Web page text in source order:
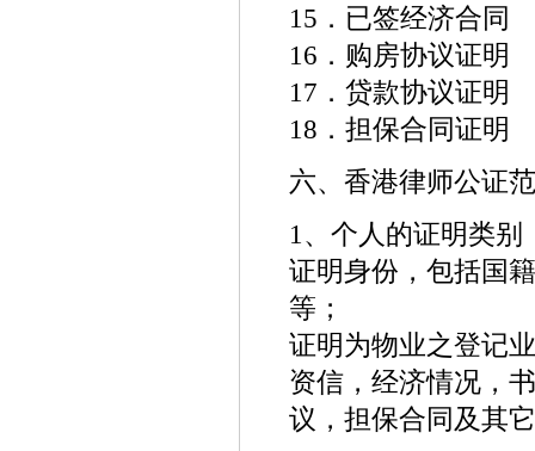
15．已签经济合同
16．购房协议证明
17．贷款协议证明
18．担保合同证明
六、香港律师公证
1、个人的证明类别
证明身份，包括国
等；
证明为物业之登记
资信，经济情况，
议，担保合同及其